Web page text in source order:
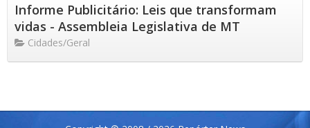
Informe Publicitário: Leis que transformam
vidas - Assembleia Legislativa de MT
Cidades/Geral